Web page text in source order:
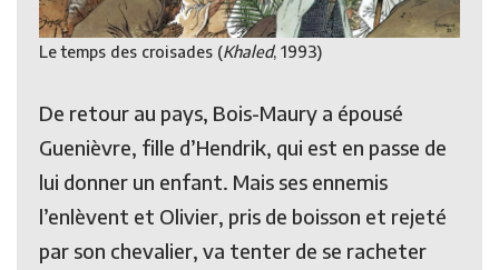
Le temps des croisades (Khaled, 1993)
De retour au pays, Bois-Maury a épousé
Guenièvre, fille d’Hendrik, qui est en passe de
lui donner un enfant. Mais ses ennemis
l’enlèvent et Olivier, pris de boisson et rejeté
par son chevalier, va tenter de se racheter